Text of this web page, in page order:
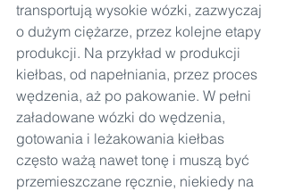
transportują wysokie wózki, zazwyczaj
o dużym ciężarze, przez kolejne etapy
produkcji. Na przykład w produkcji
kiełbas, od napełniania, przez proces
wędzenia, aż po pakowanie. W pełni
załadowane wózki do wędzenia,
gotowania i leżakowania kiełbas
często ważą nawet tonę i muszą być
przemieszczane ręcznie, niekiedy na